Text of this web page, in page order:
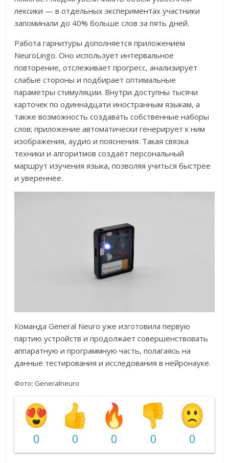
лексики — в отдельных экспериментах участники
запоминали до 40% больше слов за пять дней.
Работа гарнитуры дополняется приложением
NeuroLingo. Оно использует интервальное
повторение, отслеживает прогресс, анализирует
слабые стороны и подбирает оптимальные
параметры стимуляции. Внутри доступны тысячи
карточек по одиннадцати иностранным языкам, а
также возможность создавать собственные наборы
слов; приложение автоматически генерирует к ним
изображения, аудио и пояснения. Такая связка
техники и алгоритмов создаёт персональный
маршрут изучения языка, позволяя учиться быстрее
и увереннее.
Команда General Neuro уже изготовила первую
партию устройств и продолжает совершенствовать
аппаратную и программную часть, полагаясь на
данные тестирования и исследования в нейронауке.
Фото: Generalneuro
0 0 0 0 0